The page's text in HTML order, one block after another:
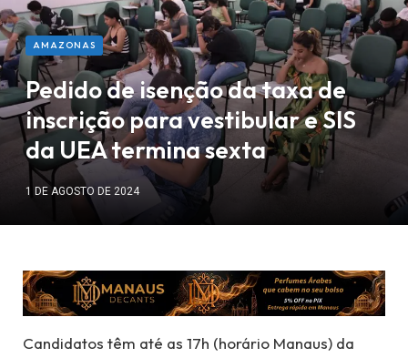
AMAZONAS
Pedido de isenção da taxa de
inscrição para vestibular e SIS
da UEA termina sexta
1 DE AGOSTO DE 2024
Candidatos têm até as 17h (horário Manaus) da